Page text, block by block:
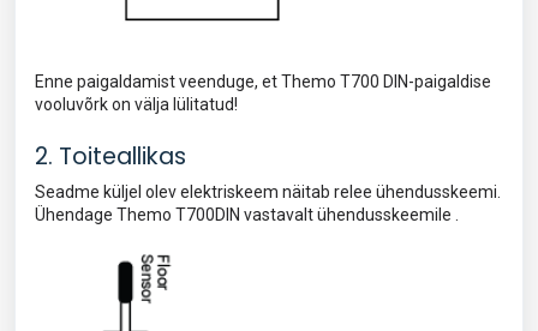
Enne paigaldamist veenduge, et Themo T700 DIN-paigaldise
vooluvõrk on välja lülitatud!
2. Toiteallikas
Seadme küljel olev elektriskeem näitab relee ühendusskeemi.
Ühendage Themo T700DIN vastavalt ühendusskeemile .